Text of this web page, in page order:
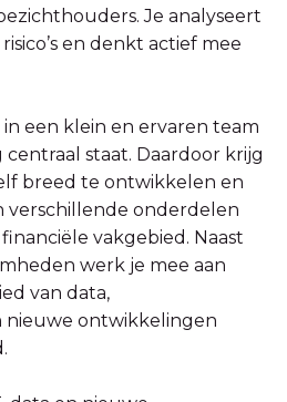
Je analyseert
en denkt actief mee
een klein en ervaren team
staat. Daardoor krijg
breed te ontwikkelen en
verschillende onderdelen
vakgebied. Naast
werk je mee aan
van data,
nieuwe ontwikkelingen